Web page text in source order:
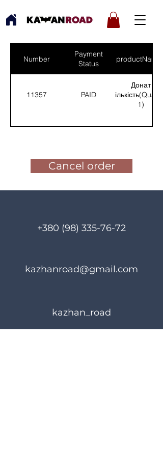
Number
Payment
Status
productNames
11357 PAID
Донат
1)
Cancel order
+380 (98) 335-76-72
kazhanroad@gmail.com
kazhan_road